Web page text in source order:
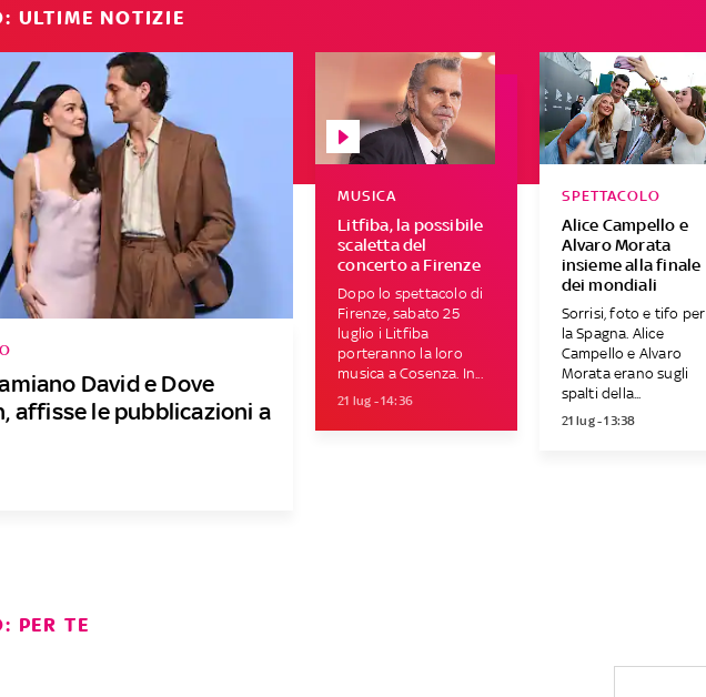
ULTIME NOTIZIE
David e Dove
affisse le pubblicazioni a
Litfiba, la possibile
scaletta del
concerto a Firenze
MUSICA
Dopo lo spettacolo di
Firenze, sabato 25
luglio i Litfiba
porteranno la loro
musica a Cosenza. In...
21 lug - 14:36
Alice Campello e
Alvaro Morata
insieme alla finale
dei mondiali
SPETTACOLO
Sorrisi, foto e tifo per
la Spagna. Alice
Campello e Alvaro
Morata erano sugli
spalti della...
21 lug - 13:38
PER TE